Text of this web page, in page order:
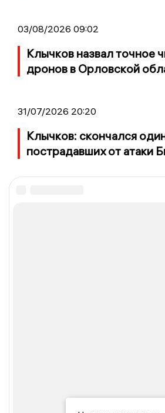
03/08/2026 09:02
Клычков назвал точное
дронов в Орловской
31/07/2026 20:20
Клычков: скончался
пострадавших от атаки